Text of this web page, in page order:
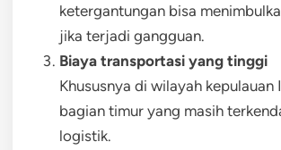
ketergantungan bisa
jika terjadi gangguan.
Biaya transportasi yang tinggi
Khususnya di wilayah kepulauan
bagian timur yang masih
logistik.